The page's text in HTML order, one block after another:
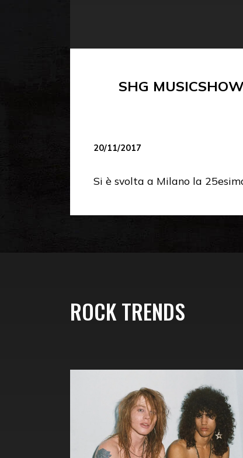
SHG
20/11/2017
Si è svolta a Milano la
ROCK TRENDS